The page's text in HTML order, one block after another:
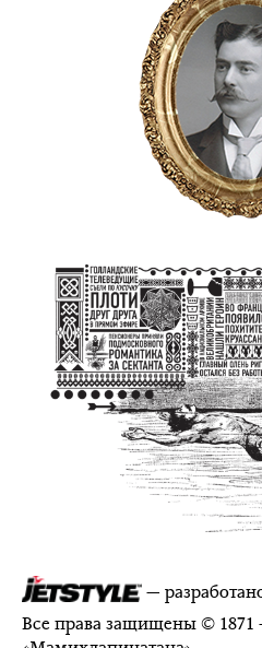
—
Все права защищены © 1871